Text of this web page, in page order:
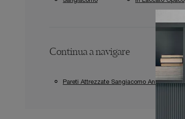
Continua a navigare
Pareti Attrezzate Sangiacomo Anzio